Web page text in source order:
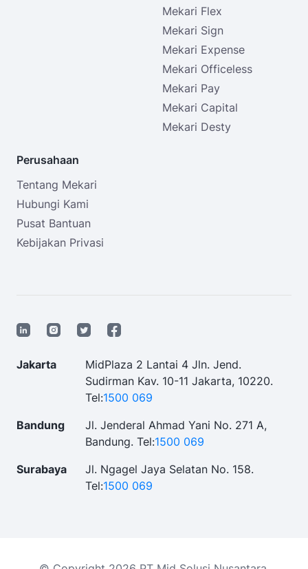
Mekari Flex
Mekari Sign
Mekari Expense
Mekari Officeless
Mekari Pay
Mekari Capital
Mekari Desty
Perusahaan
Tentang Mekari
Hubungi Kami
Pusat Bantuan
Kebijakan Privasi
Jakarta
MidPlaza 2 Lantai 4 Jln. Jend.
Sudirman Kav. 10-11 Jakarta, 10220.
Tel:1500 069
Bandung
Jl. Jenderal Ahmad Yani No. 271 A,
Bandung. Tel:1500 069
Surabaya
Jl. Ngagel Jaya Selatan No. 158.
Tel:1500 069